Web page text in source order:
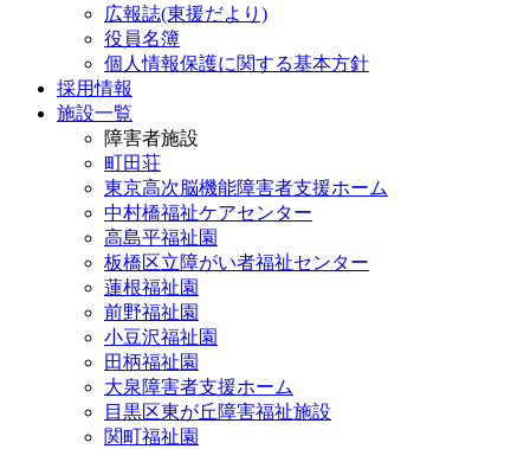
広報誌(東援だより)
役員名簿
個人情報保護に関する基本方針
採用情報
施設一覧
障害者施設
町田荘
東京高次脳機能障害者支援ホーム
中村橋福祉ケアセンター
高島平福祉園
板橋区立障がい者福祉センター
蓮根福祉園
前野福祉園
小豆沢福祉園
田柄福祉園
大泉障害者支援ホーム
目黒区東が丘障害福祉施設
関町福祉園